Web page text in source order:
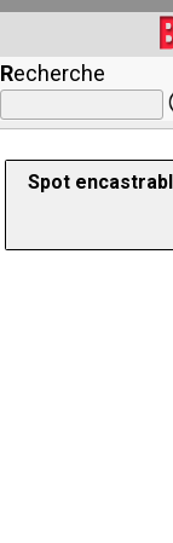
Recherche
Spot